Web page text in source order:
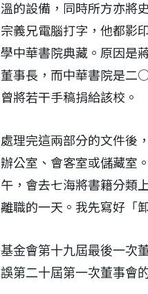
溫的設備，同時所方亦將
宗義兄電腦打字，他都影
學中華書院典藏。原因是
董事長，而中華書院是二
曾將若干手稿捐給該校。
處理完這兩部分的文件後
辦公室、會客室或儲藏室
午，會去七海將書籍分類
離職的一天。我先寫好「
基金會第十九屆最後一次
誤第二十屆第一次董事會